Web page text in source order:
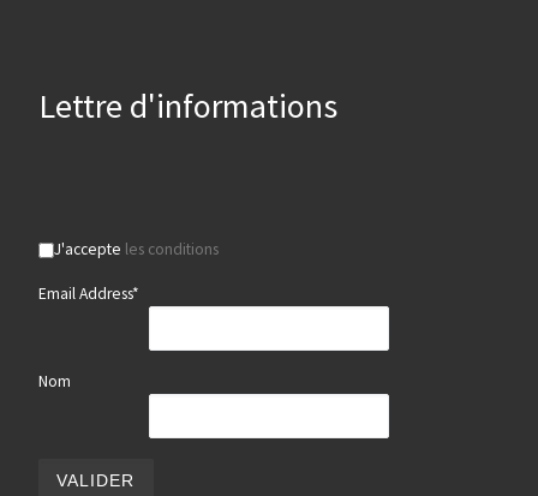
Lettre d'informations
J'accepte les conditions
Email Address*
Nom